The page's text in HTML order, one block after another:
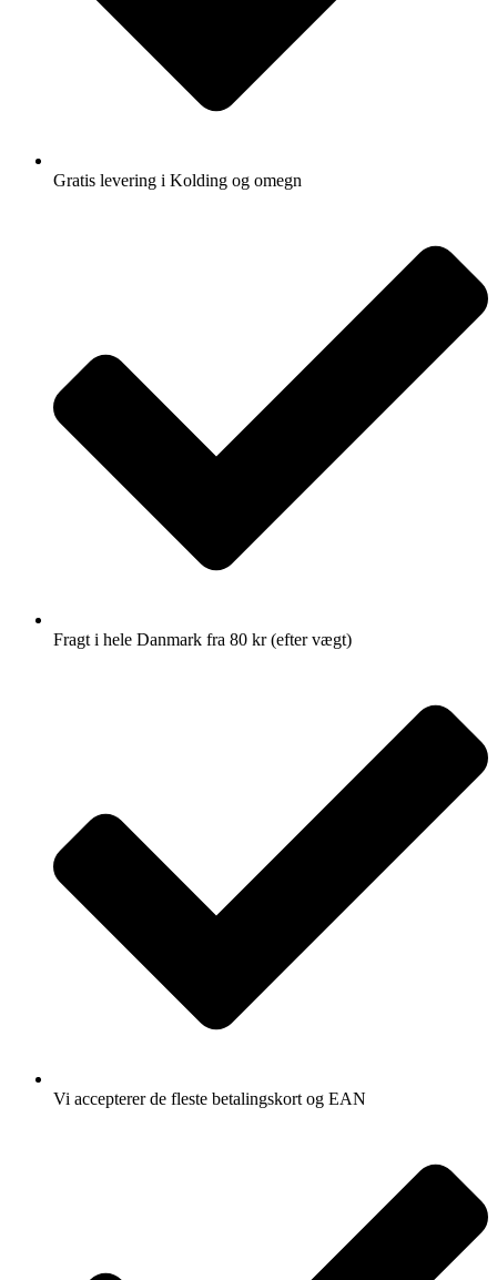
Gratis levering i Kolding og omegn
Fragt i hele Danmark fra 80 kr (efter vægt)
Vi accepterer de fleste betalingskort og EAN